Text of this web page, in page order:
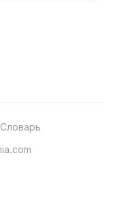
Словарь